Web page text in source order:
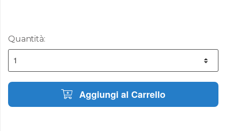
Quantità:
Aggiungi al Carrello